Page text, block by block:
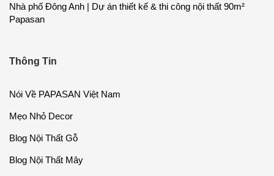
Nhà phố Đông Anh | Dự án thiết kế & thi công nội thất 90m²
Papasan
Thông Tin
Nói Về PAPASAN Việt Nam
Mẹo Nhỏ Decor
Blog Nội Thất Gỗ
Blog Nội Thất Mây